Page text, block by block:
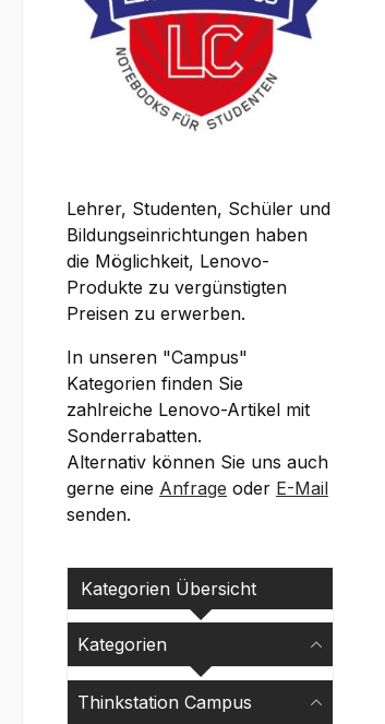
Lehrer, Studenten, Schüler und
Bildungseinrichtungen haben
die Möglichkeit, Lenovo-
Produkte zu vergünstigten
Preisen zu erwerben.
In unseren "Campus"
Kategorien finden Sie
zahlreiche Lenovo-Artikel mit
Sonderrabatten.
Alternativ können Sie uns auch
gerne eine Anfrage oder E-Mail
senden.
Kategorien Übersicht
Kategorien
Thinkstation Campus